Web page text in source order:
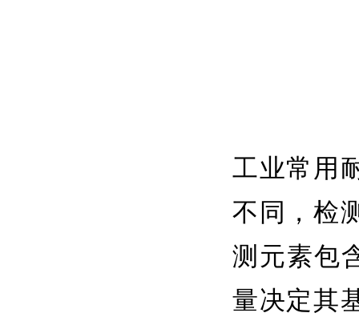
工业常用
不同，检
测元素包
量决定其